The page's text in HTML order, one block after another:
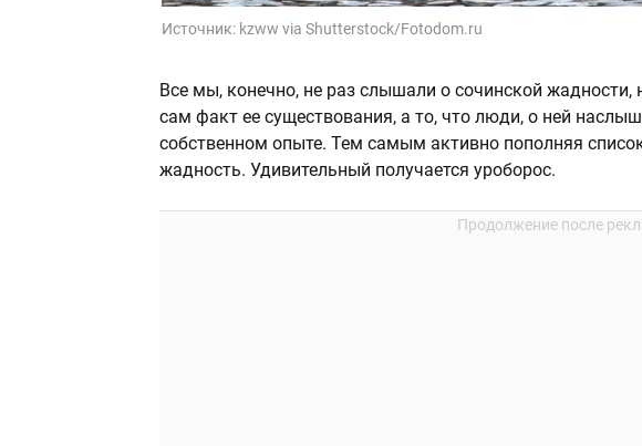
Источник: kzww via Shutterstock/Fotodom.ru
Все мы, конечно, не раз слышали о сочинской жадности,
сам факт ее существования, а то, что люди, о ней
собственном опыте. Тем самым активно пополняя
жадность. Удивительный получается уроборос.